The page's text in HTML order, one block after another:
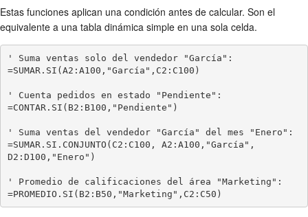
Estas funciones aplican una condición antes de calcular. Son el
equivalente a una tabla dinámica simple en una sola celda.
' Suma ventas solo del vendedor "García":
=SUMAR.SI(A2:A100,"García",C2:C100)
' Cuenta pedidos en estado "Pendiente":
=CONTAR.SI(B2:B100,"Pendiente")
' Suma ventas del vendedor "García" del mes "Enero":
=SUMAR.SI.CONJUNTO(C2:C100, A2:A100,"García",
D2:D100,"Enero")
' Promedio de calificaciones del área "Marketing":
=PROMEDIO.SI(B2:B50,"Marketing",C2:C50)